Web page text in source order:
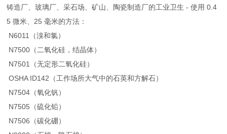
铸造厂、玻璃厂、采石场、矿山、陶瓷制造厂的工业卫生 - 使用 0.4
5 微米、25 毫米的方法：
N6011（溴和氯）
N7500（二氧化硅，结晶体）
N7501（无定形二氧化硅）
OSHA ID142（工作场所大气中的石英和方解石）
N7504（氧化钒）
N7505（硫化铅）
N7506（碳化硼）